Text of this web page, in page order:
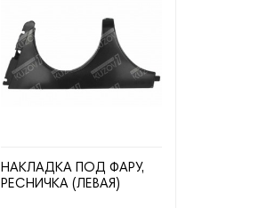
НАКЛАДКА ПОД ФАРУ,
РЕСНИЧКА (ЛЕВАЯ)